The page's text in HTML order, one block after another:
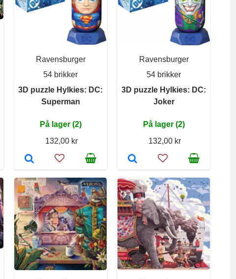
Ravensburger
54 brikker
3D puzzle Hylkies: DC:
Superman
På lager (2)
132,00 kr
Ravensburger
54 brikker
3D puzzle Hylkies: DC:
Joker
På lager (2)
132,00 kr